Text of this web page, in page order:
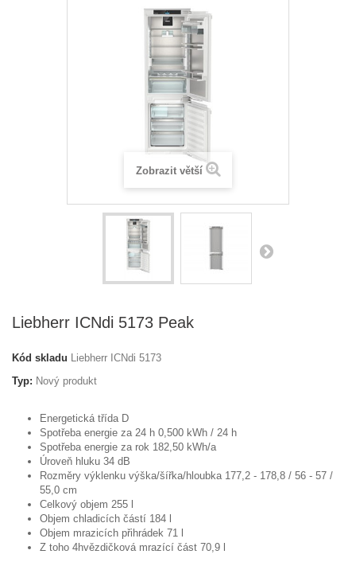
Zobrazit větší
Liebherr ICNdi 5173 Peak
Kód skladu Liebherr ICNdi 5173
Typ: Nový produkt
Energetická třída D
Spotřeba energie za 24 h 0,500 kWh / 24 h
Spotřeba energie za rok 182,50 kWh/a
Úroveň hluku 34 dB
Rozměry výklenku výška/šířka/hloubka 177,2 - 178,8 / 56 - 57 /
55,0 cm
Celkový objem 255 l
Objem chladicích částí 184 l
Objem mrazicích přihrádek 71 l
Z toho 4hvězdičková mrazící část 70,9 l